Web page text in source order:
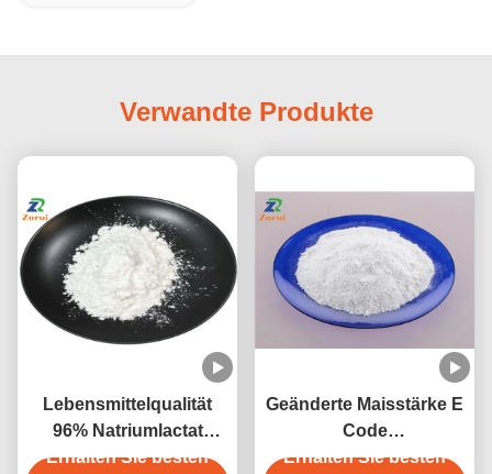
Verwandte Produkte
Lebensmittelqualität
96% Natriumlactat
Pulver
Erhalten Sie besten
Geänderte Maisstärke E
Code
E1412/E1414/E1422/E1442
Erhalten Sie besten